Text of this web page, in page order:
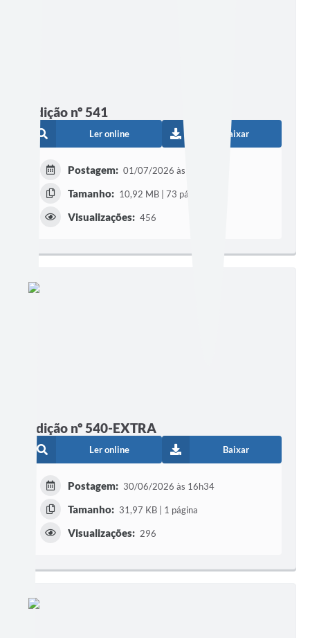
Edição nº 541
Ler online Baixar
Postagem: 01/07/2026 às 16h54
Tamanho: 10,92 MB | 73 páginas
Visualizações: 456
Edição nº 540-EXTRA
Ler online Baixar
Postagem: 30/06/2026 às 16h34
Tamanho: 31,97 KB | 1 página
Visualizações: 296